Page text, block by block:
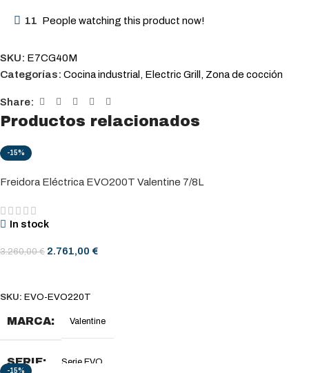
11 People watching this product now!
SKU: E7CG40M
Categorías: Cocina industrial , Electric Grill , Zona de cocción
Share:
Productos relacionados
-15%
Freidora Eléctrica EVO200T Valentine 7/8L
In stock
3.260,00€ 2.761,00 €
SKU: EVO-EVO220T
MARCA Valentine
SERIE Serie EVO
-15%